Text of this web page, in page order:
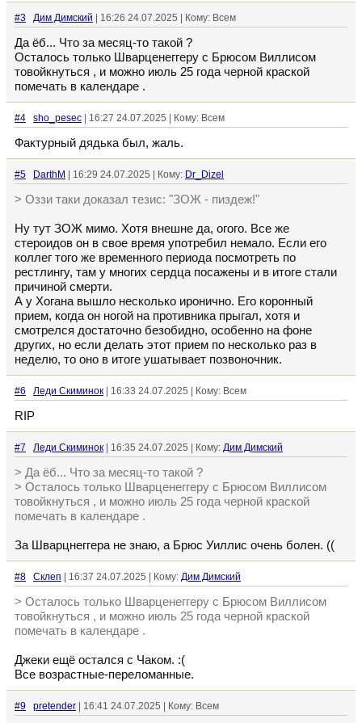
#3 Дим Димский | 16:26 24.07.2025 | Кому: Всем
Да ёб... Что за месяц-то такой ?
Осталось только Шварценеггеру с Брюсом Виллисом
товойкнуться , и можно июль 25 года черной краской
помечать в календаре .
#4 sho_pesec | 16:27 24.07.2025 | Кому: Всем
Фактурный дядька был, жаль.
#5 DarthM | 16:29 24.07.2025 | Кому: Dr_Dizel
> Оззи таки доказал тезис: "ЗОЖ - пиздеж!"
Ну тут ЗОЖ мимо. Хотя внешне да, огого. Все же
стероидов он в свое время употребил немало. Если его
коллег того же временного периода посмотреть по
рестлингу, там у многих сердца посажены и в итоге стали
причиной смерти.
А у Хогана вышло несколько иронично. Его коронный
прием, когда он ногой на противника прыгал, хотя и
смотрелся достаточно безобидно, особенно на фоне
других, но если делать этот прием по несколько раз в
неделю, то оно в итоге ушатывает позвоночник.
#6 Леди Скиминок | 16:33 24.07.2025 | Кому: Всем
RIP
#7 Леди Скиминок | 16:35 24.07.2025 | Кому: Дим Димский
> Да ёб... Что за месяц-то такой ?
> Осталось только Шварценеггеру с Брюсом Виллисом
товойкнуться , и можно июль 25 года черной краской
помечать в календаре .
За Шварцнеггера не знаю, а Брюс Уиллис очень болен. ((
#8 Склеп | 16:37 24.07.2025 | Кому: Дим Димский
> Осталось только Шварценеггеру с Брюсом Виллисом
товойкнуться , и можно июль 25 года черной краской
помечать в календаре .
Джеки ещё остался с Чаком. :(
Все возрастные-переломанные.
#9 pretender | 16:41 24.07.2025 | Кому: Всем